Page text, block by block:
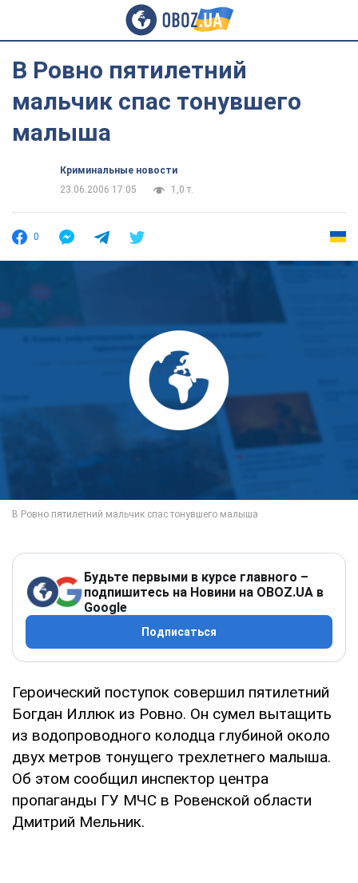
В Ровно пятилетний
мальчик спас тонувшего
малыша
Криминальные новости
23.06.2006 17:05
1,0 т.
0
Будьте первыми в курсе главного –
подпишитесь на Новини на OBOZ.UA в
Google
Подписаться
Героический поступок совершил пятилетний
Богдан Иллюк из Ровно. Он сумел вытащить
из водопроводного колодца глубиной около
двух метров тонущего трехлетнего малыша.
Об этом сообщил инспектор центра
пропаганды ГУ МЧС в Ровенской области
Дмитрий Мельник.